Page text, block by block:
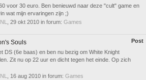
voor 30 euro. Ben benieuwd naar deze "cult" game en
wat mijn ervaringen zijn ;)
29 okt 2010 in forum: Games
Post
Souls
DS (6e baas) en ben nu bezig om White Knight
Zit nu op 22 uur en dicht tegen het einde. Op zich
16 aug 2010 in forum: Games